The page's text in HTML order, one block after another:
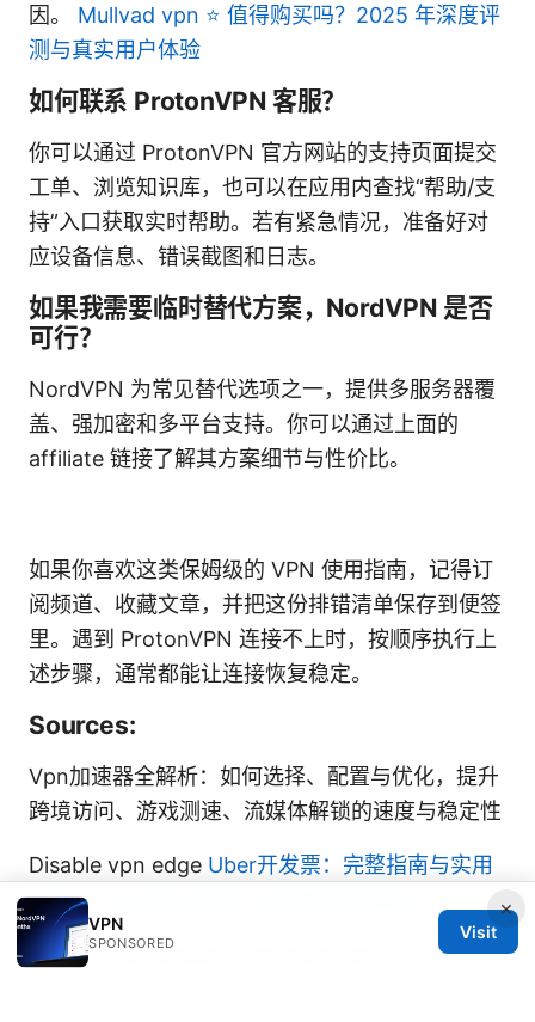
因。 Mullvad vpn ⭐ 值得购买吗？2025 年深度评
测与真实用户体验
如何联系 ProtonVPN 客服？
你可以通过 ProtonVPN 官方网站的支持页面提交
工单、浏览知识库，也可以在应用内查找“帮助/支
持”入口获取实时帮助。若有紧急情况，准备好对
应设备信息、错误截图和日志。
如果我需要临时替代方案，NordVPN 是否
可行？
NordVPN 为常见替代选项之一，提供多服务器覆
盖、强加密和多平台支持。你可以通过上面的
affiliate 链接了解其方案细节与性价比。
如果你喜欢这类保姆级的 VPN 使用指南，记得订
阅频道、收藏文章，并把这份排错清单保存到便签
里。遇到 ProtonVPN 连接不上时，按顺序执行上
述步骤，通常都能让连接恢复稳定。
Sources:
Vpn加速器全解析：如何选择、配置与优化，提升
跨境访问、游戏测速、流媒体解锁的速度与稳定性
Disable vpn edge Uber开发票：完整指南与实用
技巧，个人与企业发票、报销与税务要点
The ultimate guide to the best vpns for
×
VPN
SPONSORED
Visit